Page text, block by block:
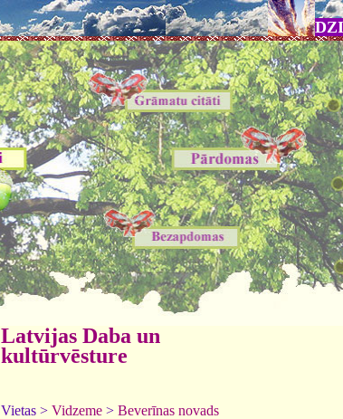
Latvijas Daba un
kultūrvēsture
Vietas > Vidzeme > Beverīnas novads